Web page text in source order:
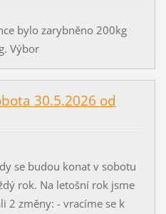
bylo zarybněno 200kg
Výbor
30.5.2026 od
se budou konat v sobotu
rok. Na letošní rok jsme
2 změny: - vracíme se k